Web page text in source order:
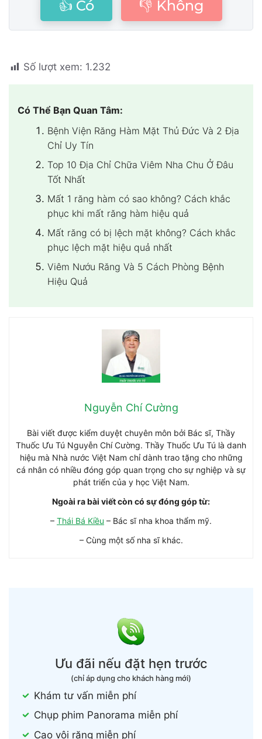
👍 Có 👎 Không
Số lượt xem: 1.232
Có Thể Bạn Quan Tâm:
Bệnh Viện Răng Hàm Mặt Thủ Đức Và 2 Địa
Chỉ Uy Tín
Top 10 Địa Chỉ Chữa Viêm Nha Chu Ở Đâu
Tốt Nhất
Mất 1 răng hàm có sao không? Cách khắc
phục khi mất răng hàm hiệu quả
Mất răng có bị lệch mặt không? Cách khắc
phục lệch mặt hiệu quả nhất
Viêm Nướu Răng Và 5 Cách Phòng Bệnh
Hiệu Quả
Nguyễn Chí Cường
Bài viết được kiểm duyệt chuyên môn bởi Bác sĩ, Thầy
Thuốc Ưu Tú Nguyễn Chí Cường. Thầy Thuốc Ưu Tú là danh
hiệu mà Nhà nước Việt Nam chỉ dành trao tặng cho những
cá nhân có nhiều đóng góp quan trọng cho sự nghiệp và sự
phát triển của y học Việt Nam.
Ngoài ra bài viết còn có sự đóng góp từ:
– Thái Bá Kiều – Bác sĩ nha khoa thẩm mỹ.
– Cùng một số nha sĩ khác.
Ưu đãi nếu đặt hẹn trước
(chỉ áp dụng cho khách hàng mới)
Khám tư vấn miễn phí
Chụp phim Panorama miễn phí
Cạo vôi răng miễn phí